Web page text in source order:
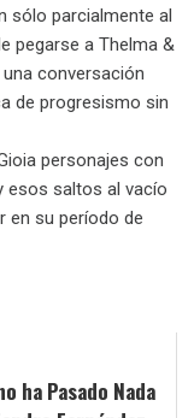
sólo parcialmente al
pegarse a Thelma &
conversación
de progresismo sin
personajes con
esos saltos al vacío
en su período de
ha Pasado Nada